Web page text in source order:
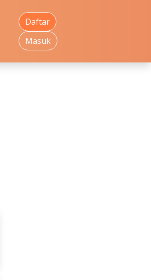
Daftar
Masuk